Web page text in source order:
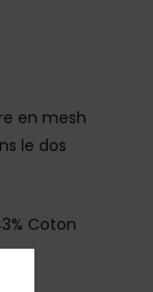
en mesh
le dos
Coton